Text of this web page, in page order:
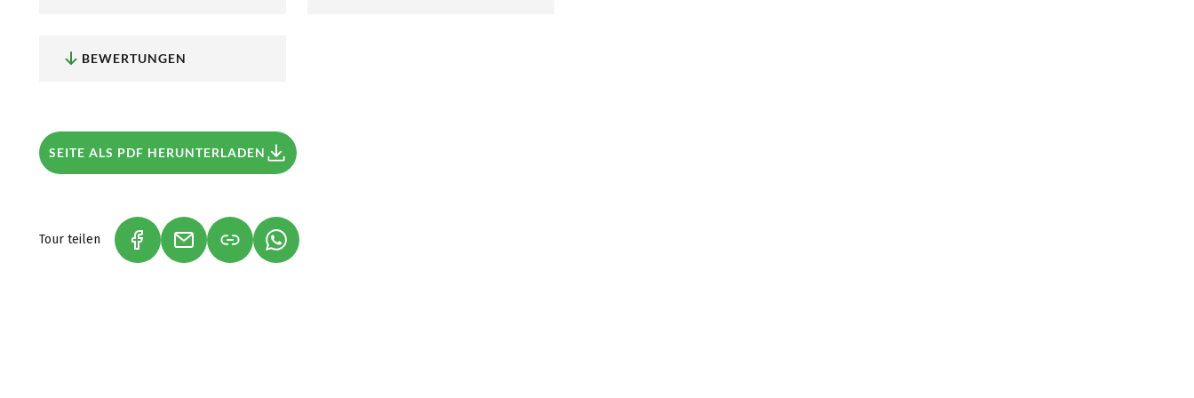
SEITE ALS PDF HERUNTERLADEN
Tour teilen (LINK ÖFFNET IN NEUEM TAB)
(LINK ÖFFNET IN NEUEM TAB)
(LINK ÖFFNET IN NEUEM TAB)
BEWERTUNGEN